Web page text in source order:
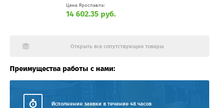
Цена Ярославль:
14 602.35 руб.
Открыть все сопутствующие товары
Преимущества работы с нами:
Исполнение заявки в течение 48 часов